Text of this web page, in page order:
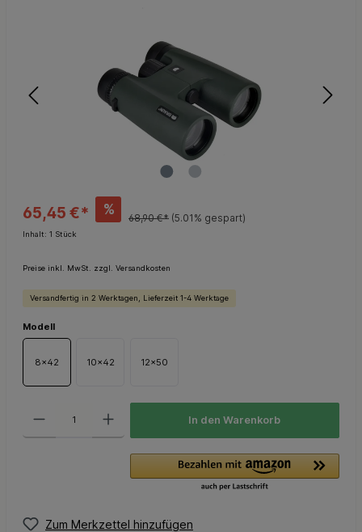
65,45 €* %
68,90 €* (5.01% gespart)
Inhalt: 1 Stück
Preise inkl. MwSt. zzgl. Versandkosten
Versandfertig in 2 Werktagen, Lieferzeit 1-4 Werktage
Modell
8x42 10x42 12x50
In den Warenkorb
Zum Merkzettel hinzufügen